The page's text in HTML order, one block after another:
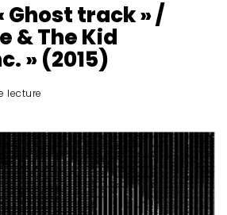
Ghost track » /
& The Kid
» (2015)
lecture